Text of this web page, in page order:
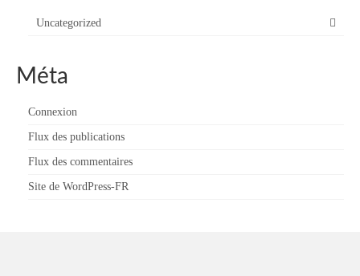
Uncategorized
Méta
Connexion
Flux des publications
Flux des commentaires
Site de WordPress-FR